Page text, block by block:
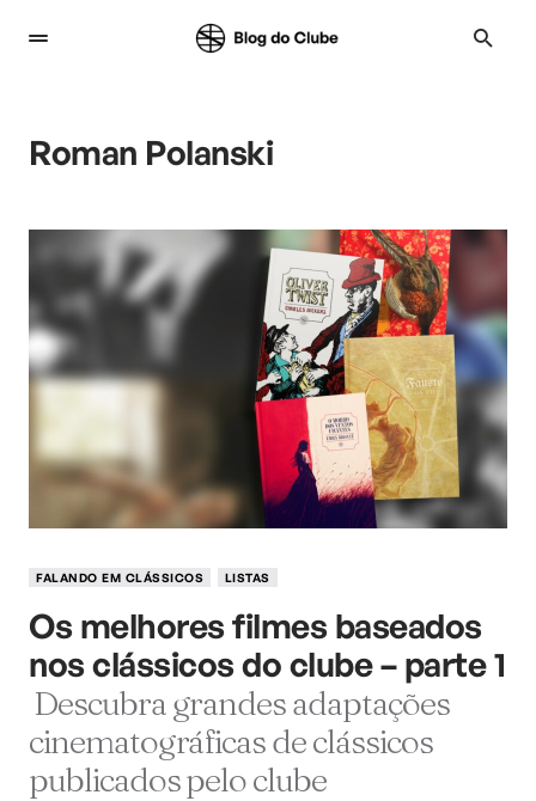
Roman Polanski
FALANDO EM CLÁSSICOS LISTAS
Os melhores filmes baseados
nos clássicos do clube – parte 1
Descubra grandes adaptações
cinematográficas de clássicos
publicados pelo clube